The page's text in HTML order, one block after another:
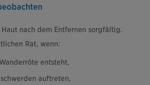
nach dem Entfernen sorgfältig.
Rat, wenn:
entsteht,
auftreten,